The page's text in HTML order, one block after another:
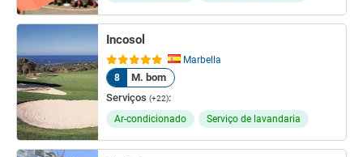
Incosol
Marbella
8
M. bom
Serviços (+22):
Ar-condicionado Serviço de lavandaria